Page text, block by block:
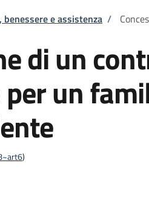
benessere e assistenza /
di un
un
)